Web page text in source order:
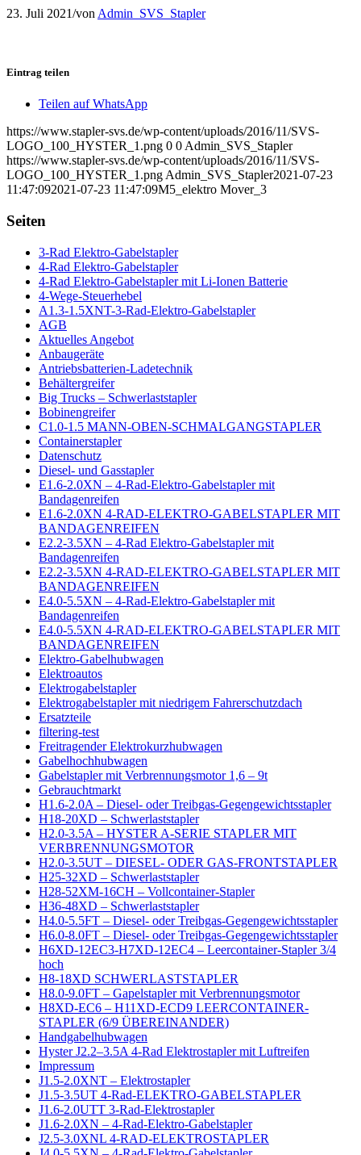
23. Juli 2021/von Admin_SVS_Stapler
Eintrag teilen
Teilen auf WhatsApp
https://www.stapler-svs.de/wp-content/uploads/2016/11/SVS-
LOGO_100_HYSTER_1.png 0 0 Admin_SVS_Stapler
https://www.stapler-svs.de/wp-content/uploads/2016/11/SVS-
LOGO_100_HYSTER_1.png Admin_SVS_Stapler2021-07-23
11:47:092021-07-23 11:47:09M5_elektro Mover_3
Seiten
3-Rad Elektro-Gabelstapler
4-Rad Elektro-Gabelstapler
4-Rad Elektro-Gabelstapler mit Li-Ionen Batterie
4-Wege-Steuerhebel
A1.3-1.5XNT-3-Rad-Elektro-Gabelstapler
AGB
Aktuelles Angebot
Anbaugeräte
Antriebsbatterien-Ladetechnik
Behältergreifer
Big Trucks – Schwerlaststapler
Bobinengreifer
C1.0-1.5 MANN-OBEN-SCHMALGANGSTAPLER
Containerstapler
Datenschutz
Diesel- und Gasstapler
E1.6-2.0XN – 4-Rad-Elektro-Gabelstapler mit
Bandagenreifen
E1.6-2.0XN 4-RAD-ELEKTRO-GABELSTAPLER MIT
BANDAGENREIFEN
E2.2-3.5XN – 4-Rad Elektro-Gabelstapler mit
Bandagenreifen
E2.2-3.5XN 4-RAD-ELEKTRO-GABELSTAPLER MIT
BANDAGENREIFEN
E4.0-5.5XN – 4-Rad-Elektro-Gabelstapler mit
Bandagenreifen
E4.0-5.5XN 4-RAD-ELEKTRO-GABELSTAPLER MIT
BANDAGENREIFEN
Elektro-Gabelhubwagen
Elektroautos
Elektrogabelstapler
Elektrogabelstapler mit niedrigem Fahrerschutzdach
Ersatzteile
filtering-test
Freitragender Elektrokurzhubwagen
Gabelhochhubwagen
Gabelstapler mit Verbrennungsmotor 1,6 – 9t
Gebrauchtmarkt
H1.6-2.0A – Diesel- oder Treibgas-Gegengewichtsstapler
H18-20XD – Schwerlaststapler
H2.0-3.5A – HYSTER A-SERIE STAPLER MIT
VERBRENNUNGSMOTOR
H2.0-3.5UT – DIESEL- ODER GAS-FRONTSTAPLER
H25-32XD – Schwerlaststapler
H28-52XM-16CH – Vollcontainer-Stapler
H36-48XD – Schwerlaststapler
H4.0-5.5FT – Diesel- oder Treibgas-Gegengewichtsstapler
H6.0-8.0FT – Diesel- oder Treibgas-Gegengewichtsstapler
H6XD-12EC3-H7XD-12EC4 – Leercontainer-Stapler 3/4
hoch
H8-18XD SCHWERLASTSTAPLER
H8.0-9.0FT – Gapelstapler mit Verbrennungsmotor
H8XD-EC6 – H11XD-ECD9 LEERCONTAINER-
STAPLER (6/9 ÜBEREINANDER)
Handgabelhubwagen
Hyster J2.2–3.5A 4-Rad Elektrostapler mit Luftreifen
Impressum
J1.5-2.0XNT – Elektrostapler
J1.5-3.5UT 4-Rad-ELEKTRO-GABELSTAPLER
J1.6-2.0UTT 3-Rad-Elektrostapler
J1.6-2.0XN – 4-Rad-Elektro-Gabelstapler
J2.5-3.0XNL 4-RAD-ELEKTROSTAPLER